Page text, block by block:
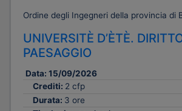
Ordine degli Ingegneri della provincia di
UNIVERSITÈ D’ÈTÈ.
PAESAGGIO
Data: 15/09/2026
Crediti: 2 cfp
Durata: 3 ore